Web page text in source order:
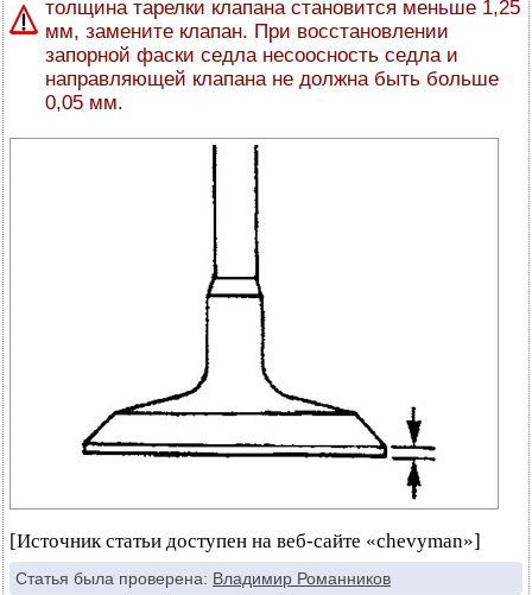
толщина тарелки клапана становится меньше 1,25
мм, замените клапан. При восстановлении
запорной фаски седла несоосность седла и
направляющей клапана не должна быть больше
0,05 мм.
[Источник статьи доступен на веб-сайте «chevyman»]
Статья была проверена: Владимир Романников